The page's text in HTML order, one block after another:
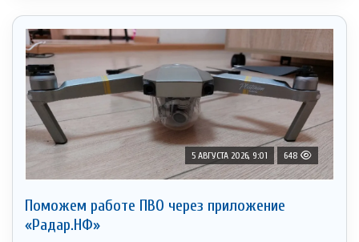
5 АВГУСТА 2026, 9:01 648
Поможем работе ПВО через приложение
«Радар.НФ»